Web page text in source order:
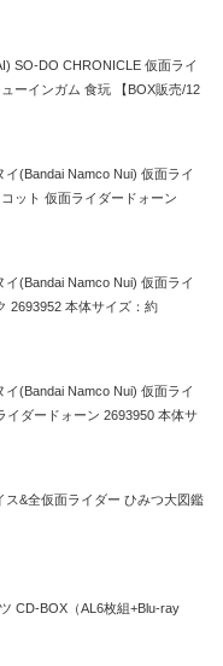
SO-DO CHRONICLE 仮面ライ
ーインガム 食玩 【BOX販売/12
イ(Bandai Namco Nui) 仮面ライ
ット 仮面ライダードォーン
イ(Bandai Namco Nui) 仮面ライ
2693952 本体サイズ：約
イ(Bandai Namco Nui) 仮面ライ
イダードォーン 2693950 本体サ
ス&全仮面ライダー ひみつ大図鑑
CD-BOX（AL6枚組+Blu-ray